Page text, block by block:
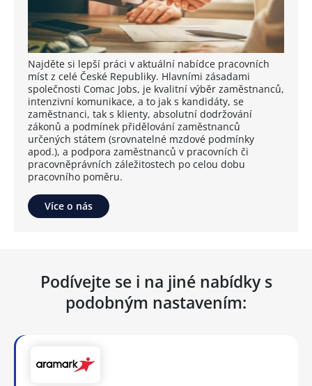
Najděte si lepší práci v aktuální nabídce pracovních
míst z celé České Republiky. Hlavními zásadami
společnosti Comac Jobs, je kvalitní výběr zaměstnanců,
intenzivní komunikace, a to jak s kandidáty, se
zaměstnanci, tak s klienty, absolutní dodržování
zákonů a podmínek přidělování zaměstnanců
určených státem (srovnatelné mzdové podmínky
apod.), a podpora zaměstnanců v pracovních či
pracovněprávních záležitostech po celou dobu
pracovního poměru.
Více o nás
Podívejte se i na jiné nabídky s
podobným nastavením: